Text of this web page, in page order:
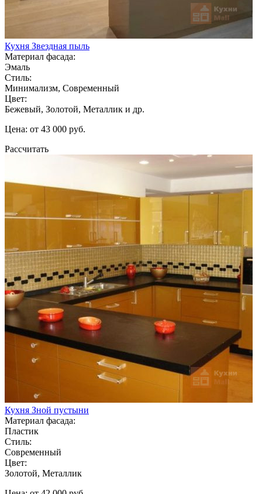
Кухня Звездная пыль
Материал фасада:
Эмаль
Стиль:
Минимализм, Современный
Цвет:
Бежевый, Золотой, Металлик и др.
Цена: от 43 000 руб.
Рассчитать
Кухня Зной пустыни
Материал фасада:
Пластик
Стиль:
Современный
Цвет:
Золотой, Металлик